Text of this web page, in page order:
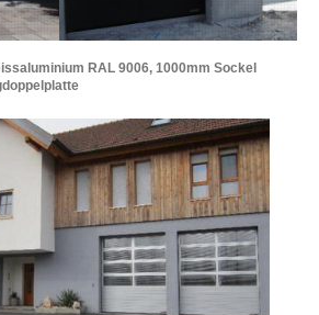
RAL 9006, 1000mm Sockel